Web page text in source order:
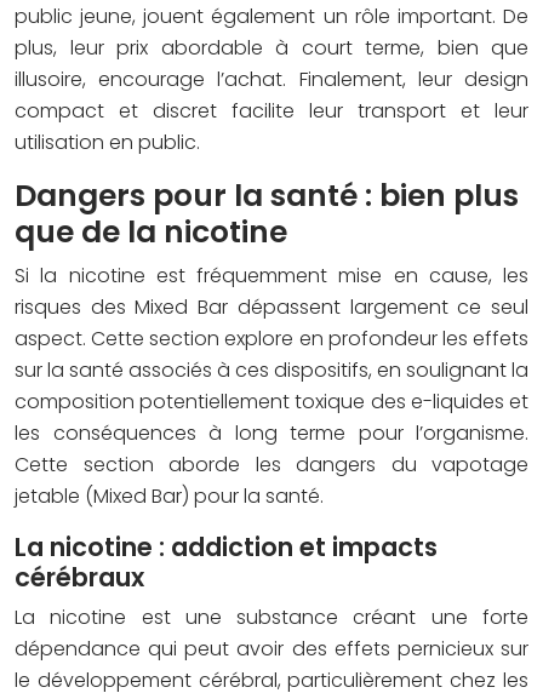
public jeune, jouent également un rôle important. De
plus, leur prix abordable à court terme, bien que
illusoire, encourage l’achat. Finalement, leur design
compact et discret facilite leur transport et leur
utilisation en public.
Dangers pour la santé : bien plus
que de la nicotine
Si la nicotine est fréquemment mise en cause, les
risques des Mixed Bar dépassent largement ce seul
aspect. Cette section explore en profondeur les effets
sur la santé associés à ces dispositifs, en soulignant la
composition potentiellement toxique des e-liquides et
les conséquences à long terme pour l’organisme.
Cette section aborde les dangers du vapotage
jetable (Mixed Bar) pour la santé.
La nicotine : addiction et impacts
cérébraux
La nicotine est une substance créant une forte
dépendance qui peut avoir des effets pernicieux sur
le développement cérébral, particulièrement chez les